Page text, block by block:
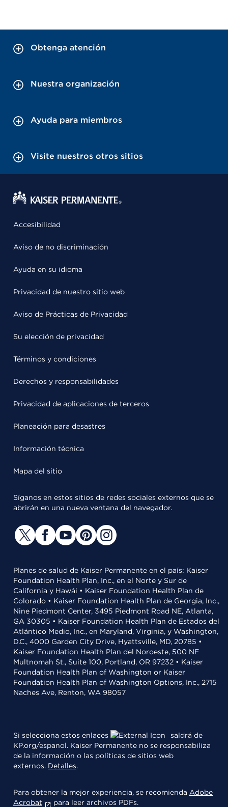
Obtenga atención
Nuestra organización
Ayuda para miembros
Visite nuestros otros sitios
Accesibilidad
Aviso de no discriminación
Ayuda en su idioma
Privacidad de nuestro sitio web
Aviso de Prácticas de Privacidad
Su elección de privacidad
Términos y condiciones
Derechos y responsabilidades
Privacidad de aplicaciones de terceros
Planeación para desastres
Información técnica
Mapa del sitio
Síganos en estos sitios de redes sociales externos que se
abrirán en una nueva ventana del navegador.
Planes de salud de Kaiser Permanente en el país: Kaiser
Foundation Health Plan, Inc., en el Norte y Sur de
California y Hawái • Kaiser Foundation Health Plan de
Colorado • Kaiser Foundation Health Plan de Georgia, Inc.,
Nine Piedmont Center, 3495 Piedmont Road NE, Atlanta,
GA 30305 • Kaiser Foundation Health Plan de Estados del
Atlántico Medio, Inc., en Maryland, Virginia, y Washington,
D.C., 4000 Garden City Drive, Hyattsville, MD, 20785 •
Kaiser Foundation Health Plan del Noroeste, 500 NE
Multnomah St., Suite 100, Portland, OR 97232 • Kaiser
Foundation Health Plan of Washington or Kaiser
Foundation Health Plan of Washington Options, Inc., 2715
Naches Ave, Renton, WA 98057
Si selecciona estos enlaces
saldrá de
KP.org/espanol. Kaiser Permanente no se responsabiliza
de la información o las políticas de sitios web
externos. Detalles.
Para obtener la mejor experiencia, se recomienda Adobe
Acrobat
para leer archivos PDFs.